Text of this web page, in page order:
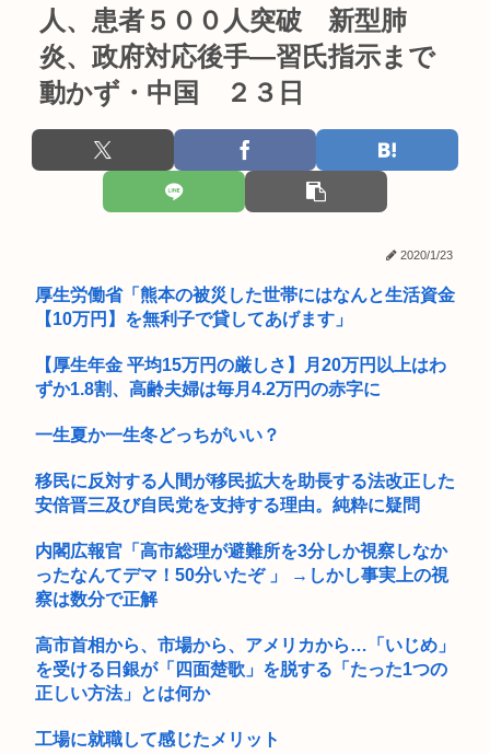
は上訴...
15歳少女に性的暴行した54歳、明らかにケンモメン
今だからこそスト2くらいシンプルな格ゲーを作って格ゲー人
ジャンポケ斉藤の弁護士「ロケバスには運転手いた。常識的に
介護・建設・運送業社員「つらいからもう辞めます…」←人が
辞めすぎ...
あんこってけっこう糖分ヤバいんだな。炭水化物がカスタード
七越の1...
【動画】NHKニュース、とんでもない放送事故をおこしてしま
うww...
【画像】韓国人「日本人の間で『女が破滅的な人生を送るのを
告したら...
中学生の射精ってすごいな
京大付属医の医療ミスこわすぎるな
商業施設でいきなり"ラリアット" 面識ない女子中学生の顎を右
腕で...
スーパーでバイトしとるんやが君たち大根半切りの上部ばっか
り買うの...
39歳手取り21万ってヤバいのか？
「現金1000万円」or「ロックマンXのカッカッカッカって壁登
る...
人、患者５００人突破 新型肺
炎、政府対応後手―習氏指示まで
動かず・中国 ２３日
2020/1/23
厚生労働省「熊本の被災した世帯にはなんと生活資金
【10万円】を無利子で貸してあげます」
【厚生年金 平均15万円の厳しさ】月20万円以上はわ
ずか1.8割、高齢夫婦は毎月4.2万円の赤字に
一生夏か一生冬どっちがいい？
移民に反対する人間が移民拡大を助長する法改正した
安倍晋三及び自民党を支持する理由。純粋に疑問
内閣広報官「高市総理が避難所を3分しか視察しなか
ったなんてデマ！50分いたぞ 」 →しかし事実上の視
察は数分で正解
高市首相から、市場から、アメリカから…「いじめ」
を受ける日銀が「四面楚歌」を脱する「たった1つの
正しい方法」とは何か
工場に就職して感じたメリット